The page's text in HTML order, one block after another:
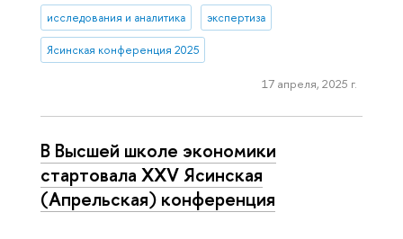
исследования и аналитика экспертиза
Ясинская конференция 2025
17 апреля, 2025 г.
В Высшей школе экономики
стартовала XXV Ясинская
(Апрельская) конференция